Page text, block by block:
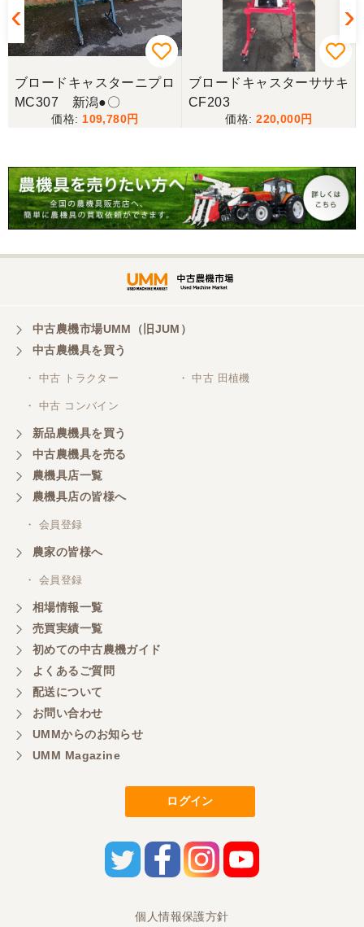
ブロードキャスターニプロ
MC307 新潟●〇
109,780
ブロードキャスターササキ
CF203
220,000
中古農機市場UMM（旧JUM）
中古農機具を買う
・ 中古 トラクター ・ 中古 田植機
・ 中古 コンバイン
新品農機具を買う
中古農機具を売る
農機具店一覧
農機具店の皆様へ
・ 会員登録
農家の皆様へ
・ 会員登録
相場情報一覧
売買実績一覧
初めての中古農機ガイド
よくあるご質問
配送について
お問い合わせ
UMMからのお知らせ
UMM Magazine
ログイン
個人情報保護方針